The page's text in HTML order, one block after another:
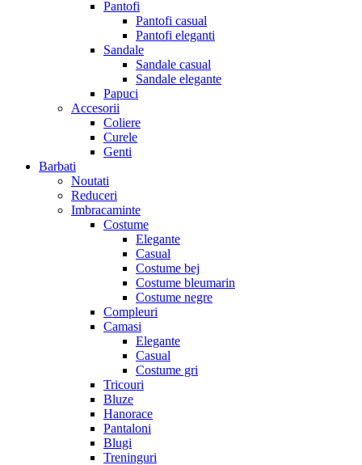
Pantofi
Pantofi casual
Pantofi eleganti
Sandale
Sandale casual
Sandale elegante
Papuci
Accesorii
Coliere
Curele
Genti
Barbati
Noutati
Reduceri
Imbracaminte
Costume
Elegante
Casual
Costume bej
Costume bleumarin
Costume negre
Compleuri
Camasi
Elegante
Casual
Costume gri
Tricouri
Bluze
Hanorace
Pantaloni
Blugi
Treninguri